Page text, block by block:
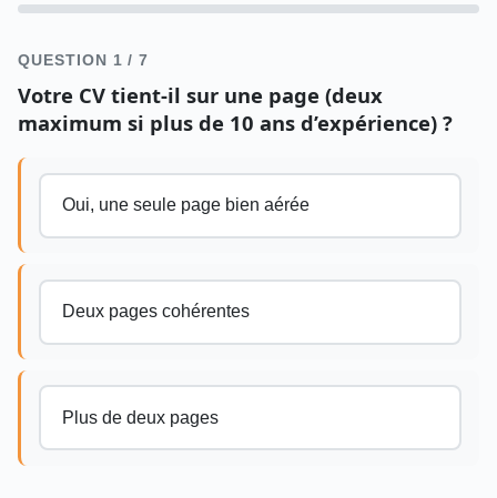
QUESTION 1 / 7
Votre CV tient-il sur une page (deux
maximum si plus de 10 ans d’expérience) ?
Oui, une seule page bien aérée
Deux pages cohérentes
Plus de deux pages